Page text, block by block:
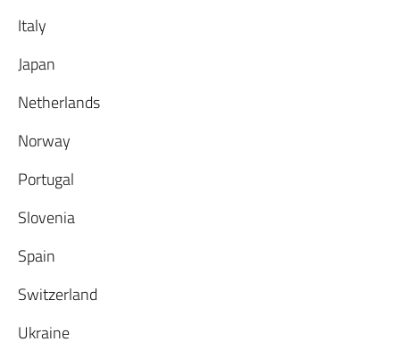
Italy
Japan
Netherlands
Norway
Portugal
Slovenia
Spain
Switzerland
Ukraine